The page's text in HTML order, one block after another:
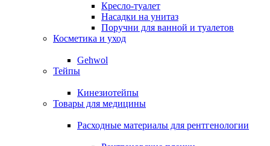
Кресло-туалет
Насадки на унитаз
Поручни для ванной и туалетов
Косметика и уход
Gehwol
Тейпы
Кинезиотейпы
Товары для медицины
Расходные материалы для рентгенологии